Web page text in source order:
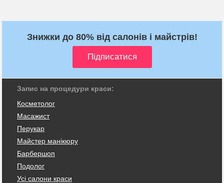
Знижки до 80% від салонів і майстрів!
Запис на процедури краси:
Косметолог
Масажист
Перукар
Майстер манікюру
Барбершоп
Подолог
Усі салони краси